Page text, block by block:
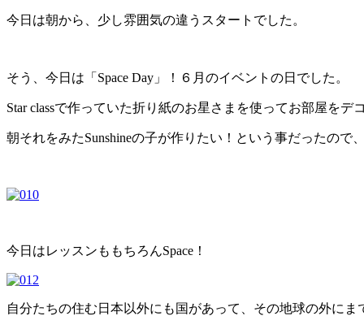
今日は朝から、少し雰囲気の違うスタートでした。
そう、今日は「Space Day」！６月のイベントの日でした。
Star classで作っていた折り紙のお星さまを使ってお部屋をデ
朝それをみたSunshineの子が作りたい！という事だったので
今日はレッスンももちろんSpace！
自分たちの住む日本以外にも国があって、その地球の外にま